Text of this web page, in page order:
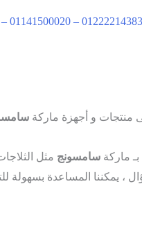
منتجات و أجهزة ماركة
ماركة سامسونج
، يمكننا المساعدة بسهولة